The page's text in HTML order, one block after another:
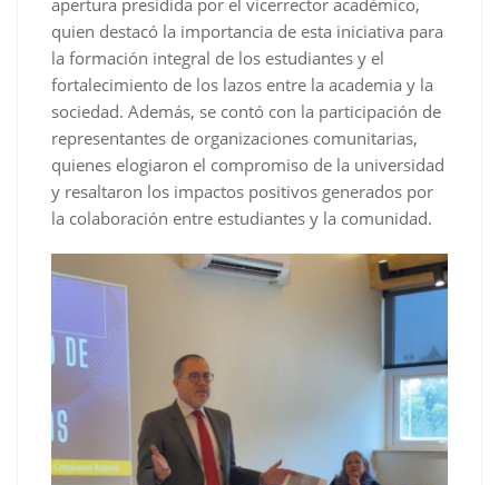
apertura presidida por el vicerrector académico,
quien destacó la importancia de esta iniciativa para
la formación integral de los estudiantes y el
fortalecimiento de los lazos entre la academia y la
sociedad. Además, se contó con la participación de
representantes de organizaciones comunitarias,
quienes elogiaron el compromiso de la universidad
y resaltaron los impactos positivos generados por
la colaboración entre estudiantes y la comunidad.